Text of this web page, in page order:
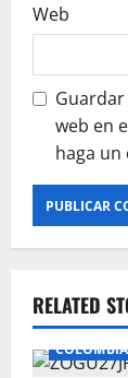
Web
web en
haga
RELATED
COLOMBIA